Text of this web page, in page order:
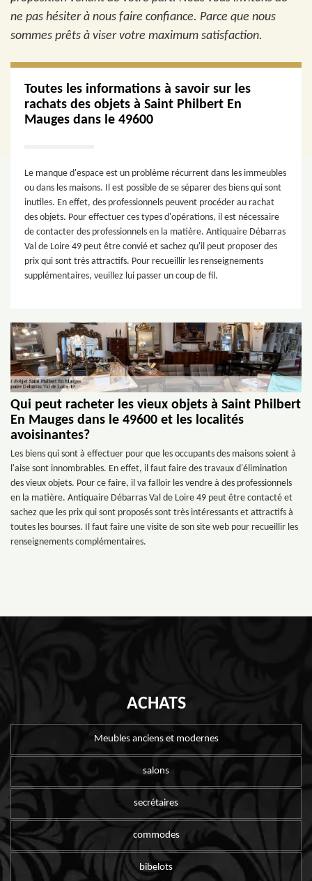
ne pas hésiter à nous faire confiance. Parce que nous
sommes prêts à viser votre maximum satisfaction.
Toutes les informations à savoir sur les
rachats des objets à Saint Philbert En
Mauges dans le 49600
Le manque d'espace est un problème récurrent dans les immeubles
ou dans les maisons. Il est possible de se séparer des biens qui sont
inutiles. En effet, des professionnels peuvent procéder au rachat
des objets. Pour effectuer ces types d'opérations, il est nécessaire
de contacter des professionnels en la matière. Antiquaire Débarras
Val de Loire 49 peut être convié et sachez qu'il peut proposer des
prix qui sont très attractifs. Pour recueillir les renseignements
supplémentaires, veuillez lui passer un coup de fil.
Qui peut racheter les vieux objets à Saint Philbert
En Mauges dans le 49600 et les localités
avoisinantes?
Les biens qui sont à effectuer pour que les occupants des maisons soient à
l'aise sont innombrables. En effet, il faut faire des travaux d'élimination
des vieux objets. Pour ce faire, il va falloir les vendre à des professionnels
en la matière. Antiquaire Débarras Val de Loire 49 peut être contacté et
sachez que les prix qui sont proposés sont très intéressants et attractifs à
toutes les bourses. Il faut faire une visite de son site web pour recueillir les
renseignements complémentaires.
ACHATS
Meubles anciens et modernes
salons
secrétaires
commodes
bibelots